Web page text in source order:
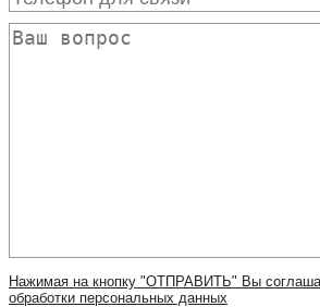
Нажимая на кнопку "ОТПРАВИТЬ" Вы
обработки персональных данных